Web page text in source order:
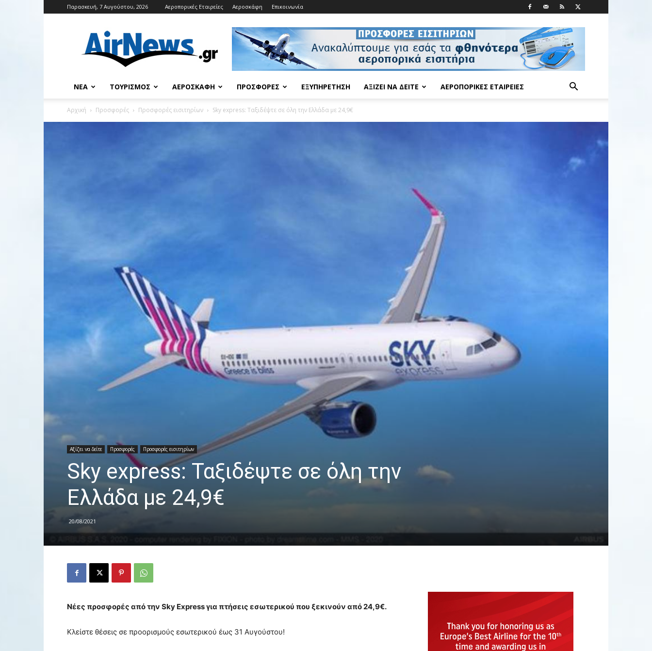
Παρασκευή, 7 Αυγούστου, 2026 Αεροπορικές Εταιρείες Αεροσκάφη Επικοινωνία
ΝΈΑ ΤΟΥΡΙΣΜΌΣ ΑΕΡΟΣΚΆΦΗ ΠΡΟΣΦΟΡΈΣ ΕΞΥΠΗΡΈΤΗΣΗ ΑΞΊΖΕΙ ΝΑ ΔΕΊΤΕ ΑΕΡΟΠΟΡΙΚΈΣ ΕΤΑΙΡΕΊΕΣ
Αρχική Προσφορές Προσφορές εισιτηρίων Sky express: Ταξιδέψτε σε όλη την Ελλάδα με 24,9€
Αξίζει να δείτε Προσφορές Προσφορές εισιτηρίων
Sky express: Ταξιδέψτε σε όλη την
Ελλάδα με 24,9€
20/08/2021
Νέες προσφορές από την Sky Express για πτήσεις εσωτερικού που ξεκινούν από 24,9€.
Κλείστε θέσεις σε προορισμούς εσωτερικού έως 31 Αυγούστου!